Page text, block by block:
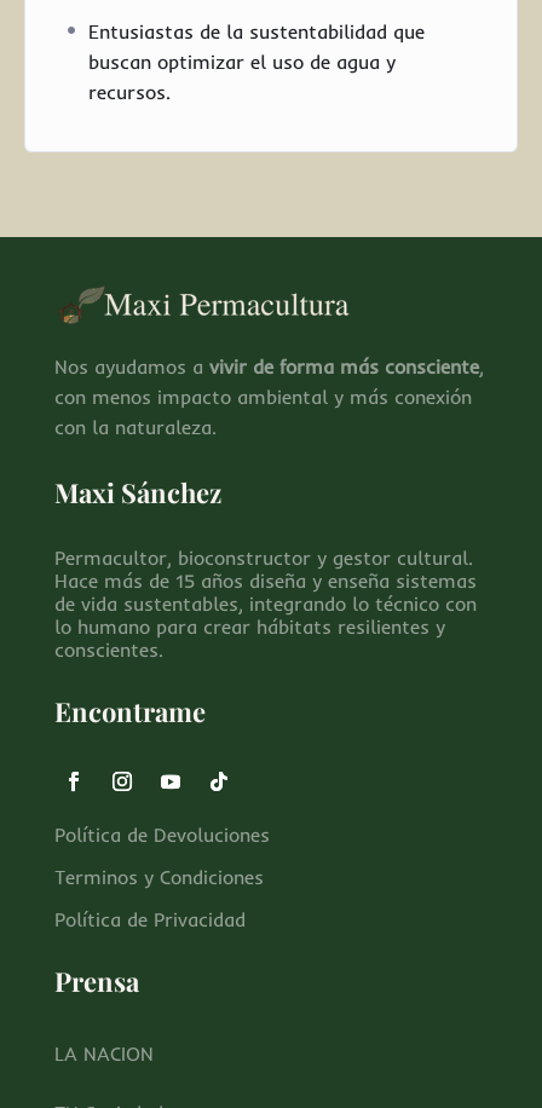
Entusiastas de la sustentabilidad que
buscan optimizar el uso de agua y
recursos.
Nos ayudamos a vivir de forma más consciente,
con menos impacto ambiental y más conexión
con la naturaleza.
Maxi Sánchez
Permacultor, bioconstructor y gestor cultural.
Hace más de 15 años diseña y enseña sistemas
de vida sustentables, integrando lo técnico con
lo humano para crear hábitats resilientes y
conscientes.
Encontrame
Política de Devoluciones
Terminos y Condiciones
Política de Privacidad
Prensa
LA NACION